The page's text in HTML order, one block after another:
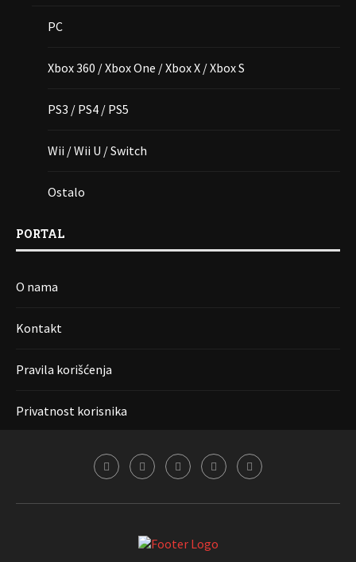
PC
Xbox 360 / Xbox One / Xbox X / Xbox S
PS3 / PS4 / PS5
Wii / Wii U / Switch
Ostalo
PORTAL
O nama
Kontakt
Pravila korišćenja
Privatnost korisnika